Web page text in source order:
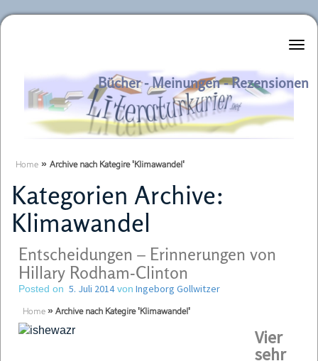
Literaturkurier.net
Bücher - Meinungen - Rezensionen
Home » Archive nach Kategire 'Klimawandel'
Kategorien Archive:
Klimawandel
Entscheidungen – Erinnerungen von
Hillary Rodham-Clinton
Posted on 5. Juli 2014von Ingeborg Gollwitzer
Home » Archive nach Kategire 'Klimawandel'
Vier
sehr